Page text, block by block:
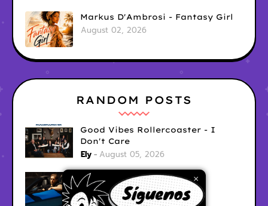
×
Markus D'Ambrosi - Fantasy Girl
August 02, 2026
RANDOM POSTS
Good Vibes Rollercoaster - I
Don't Care
Ely August 05, 2026
Hyperwulf - FaceTime
Ely August 04, 2026